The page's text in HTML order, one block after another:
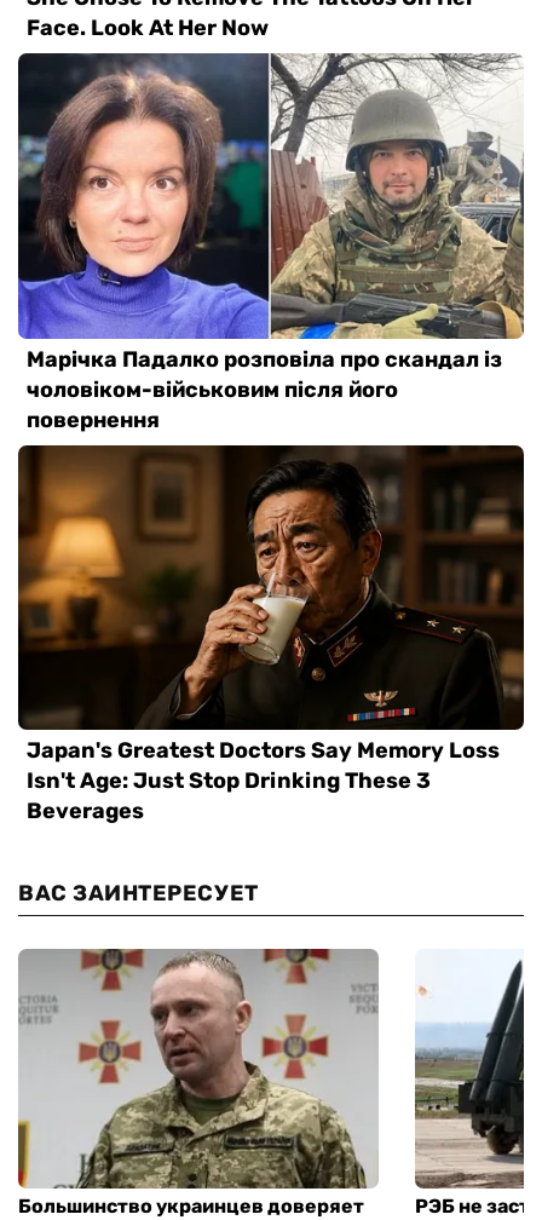
ВАС ЗАИНТЕРЕСУЕТ
Большинство украинцев доверяет
РЭБ не